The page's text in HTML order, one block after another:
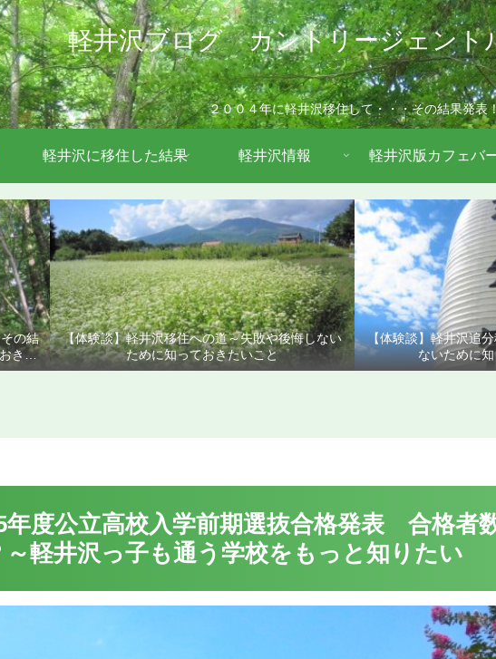
軽井沢ブログ カントリージェント
２００４年に軽井沢移住して・・・その結果発表
軽井沢に移住した結果 軽井沢情報 軽井沢版カフェバ
の結
きた
【体験談】軽井沢移住への道～失敗や後悔しない
ために知っておきたいこと
【体験談】軽井沢追
ないために
年度公立高校入学前期選抜合格発表 合格者
軽井沢っ子も通う学校をもっと知りたい